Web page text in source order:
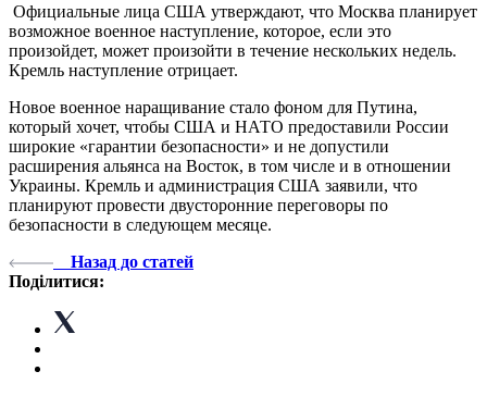
Официальные лица США утверждают, что Москва планирует
возможное военное наступление, которое, если это
произойдет, может произойти в течение нескольких недель.
Кремль наступление отрицает.
Новое военное наращивание стало фоном для Путина,
который хочет, чтобы США и НАТО предоставили России
широкие «гарантии безопасности» и не допустили
расширения альянса на Восток, в том числе и в отношении
Украины. Кремль и администрация США заявили, что
планируют провести двусторонние переговоры по
безопасности в следующем месяце.
Назад до статей
Поділитися: